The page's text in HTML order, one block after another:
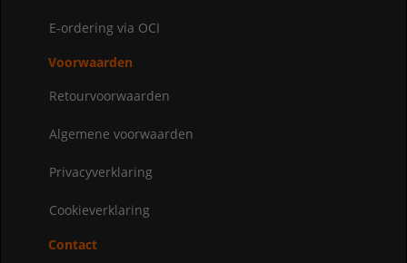
E-ordering via OCI
Voorwaarden
Retourvoorwaarden
Algemene voorwaarden
Privacyverklaring
Cookieverklaring
Contact